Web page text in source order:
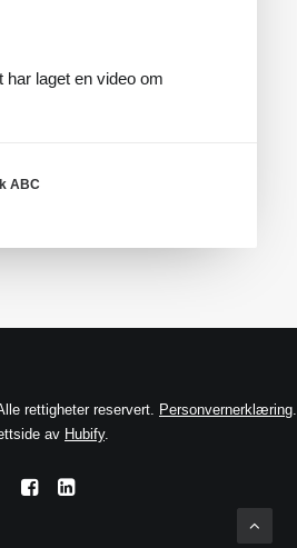
har laget en video om
ABC
rettigheter reservert. Personvernerklæring.
av Hubify.